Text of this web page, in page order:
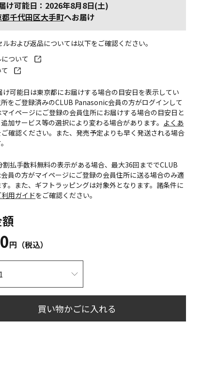
け可能日：2026年8月8日(土)
千代田区大手町へお届け
および返品については以下をご確認ください。
ついて
可能日は東京都にお届けする場合の目安日を表示してい
をご登録済みのCLUB Panasonic会員の方がログインして
イページにご登録の会員住所にお届けする場合の目安日と
加サービス等の選択により変わる場合があります。 よくあ
ご確認ください。また、発売予定よりも早く発送される場合
割払手数料無料の表示がある場合、最大36回まででCLUB
員の方がマイページにご登録の会員住所に送る場合のみ適
。また、ギフトラッピングは対象外となります。諸条件に
利用ガイドをご確認ください。
円（税込）
買い物かごに入れる